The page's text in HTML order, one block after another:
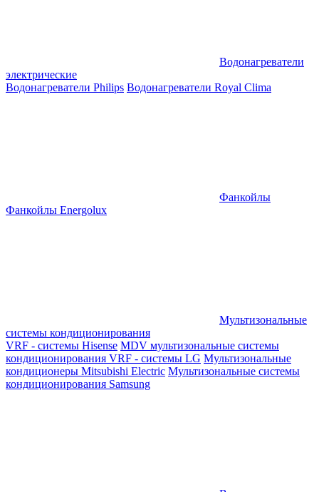
Водонагреватели
электрические
Водонагреватели Philips Водонагреватели Royal Clima
Фанкойлы
Фанкойлы Energolux
Мультизональные
системы кондиционирования
VRF - системы Hisense MDV мультизональные системы
кондиционирования VRF - системы LG Мультизональные
кондиционеры Mitsubishi Electric Мультизональные системы
кондиционирования Samsung